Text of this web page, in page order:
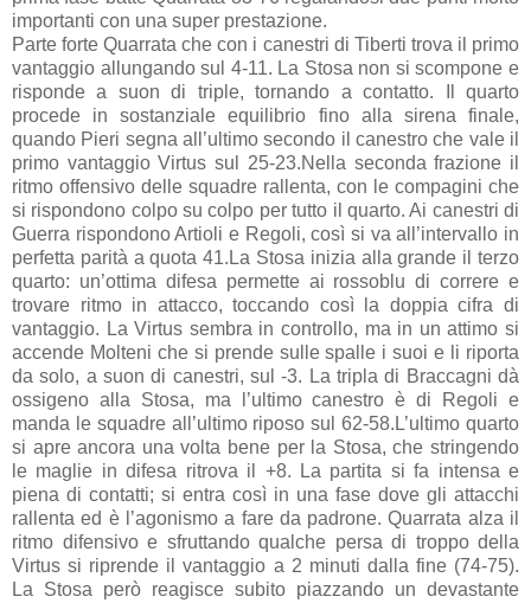
importanti con una super prestazione.
Parte forte Quarrata che con i canestri di Tiberti trova il primo
vantaggio allungando sul 4-11. La Stosa non si scompone e
risponde a suon di triple, tornando a contatto. Il quarto
procede in sostanziale equilibrio fino alla sirena finale,
quando Pieri segna all’ultimo secondo il canestro che vale il
primo vantaggio Virtus sul 25-23.Nella seconda frazione il
ritmo offensivo delle squadre rallenta, con le compagini che
si rispondono colpo su colpo per tutto il quarto. Ai canestri di
Guerra rispondono Artioli e Regoli, così si va all’intervallo in
perfetta parità a quota 41.La Stosa inizia alla grande il terzo
quarto: un’ottima difesa permette ai rossoblu di correre e
trovare ritmo in attacco, toccando così la doppia cifra di
vantaggio. La Virtus sembra in controllo, ma in un attimo si
accende Molteni che si prende sulle spalle i suoi e li riporta
da solo, a suon di canestri, sul -3. La tripla di Braccagni dà
ossigeno alla Stosa, ma l’ultimo canestro è di Regoli e
manda le squadre all’ultimo riposo sul 62-58.L’ultimo quarto
si apre ancora una volta bene per la Stosa, che stringendo
le maglie in difesa ritrova il +8. La partita si fa intensa e
piena di contatti; si entra così in una fase dove gli attacchi
rallenta ed è l’agonismo a fare da padrone. Quarrata alza il
ritmo difensivo e sfruttando qualche persa di troppo della
Virtus si riprende il vantaggio a 2 minuti dalla fine (74-75).
La Stosa però reagisce subito piazzando un devastante